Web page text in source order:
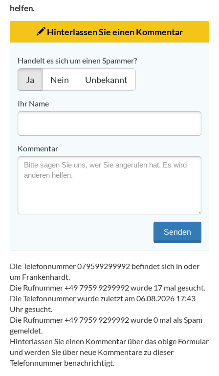
helfen.
Hinterlassen Sie einen Kommentar
Handelt es sich um einen Spammer?
Ja Nein Unbekannt
Ihr Name
Kommentar
Senden
Die Telefonnummer 079599299992 befindet sich in oder
um Frankenhardt.
Die Rufnummer +49 7959 9299992 wurde 17 mal gesucht.
Die Telefonnummer wurde zuletzt am 06.08.2026 17:43
Uhr gesucht.
Die Rufnummer +49 7959 9299992 wurde 0 mal als Spam
gemeldet.
Hinterlassen Sie einen Kommentar über das obige Formular
und werden Sie über neue Kommentare zu dieser
Telefonnummer benachrichtigt.